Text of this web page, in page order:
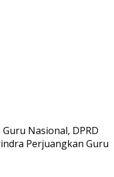
Nasional, DPRD
Perjuangkan Guru